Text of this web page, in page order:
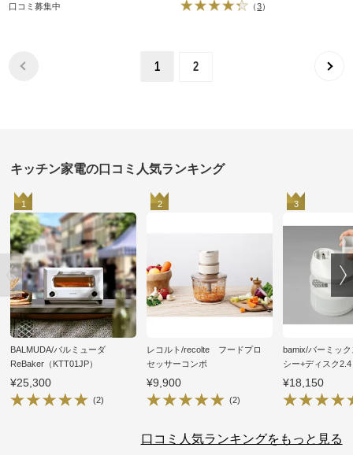
口コミ募集中 （3）
1 2
キッチン家電の口コミ人気ランキング
1
BALMUDA/バルミューダ
ReBaker（KTT01JP）
¥25,300
(2)
2
レコルト/recolte フードプロ
セッサーコンボ
¥9,900
(2)
3
bamix/バーミッ
シー+ディスク2.4
¥18,150
口コミ人気ランキングをもっと見る